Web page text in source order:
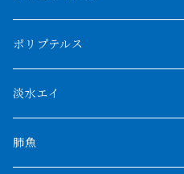
アブソリュートレッド
AGUS スーパーレッドF4
特殊アロワナ
シャムタイガー
特殊ダトニオ
ダトニオプラスワン
ポリプテルス
モンスターポリプ
特殊ポリプ
淡水エイ
シナガワダイヤ
肺魚